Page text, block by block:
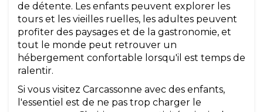
de détente. Les enfants peuvent explorer les
tours et les vieilles ruelles, les adultes peuvent
profiter des paysages et de la gastronomie, et
tout le monde peut retrouver un
hébergement confortable lorsqu'il est temps de
ralentir.
Si vous visitez Carcassonne avec des enfants,
l'essentiel est de ne pas trop charger le